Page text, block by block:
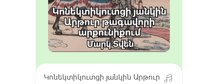
Կոնեկտիկուտցի յանկին Արթուր